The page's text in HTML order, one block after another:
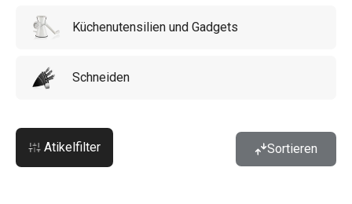
Küchenutensilien und Gadgets
Schneiden
Atikelfilter Sortieren